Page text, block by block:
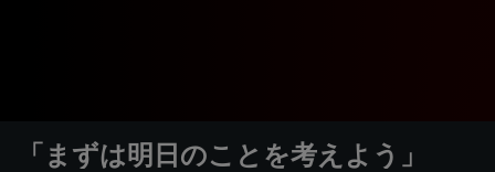
「まずは明日のことを考えよう」